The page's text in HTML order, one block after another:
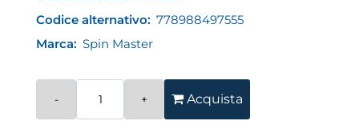
Codice alternativo: 778988497555
Marca: Spin Master
Acquista